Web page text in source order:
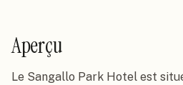
Aperçu
Le Sangallo Park Hotel est